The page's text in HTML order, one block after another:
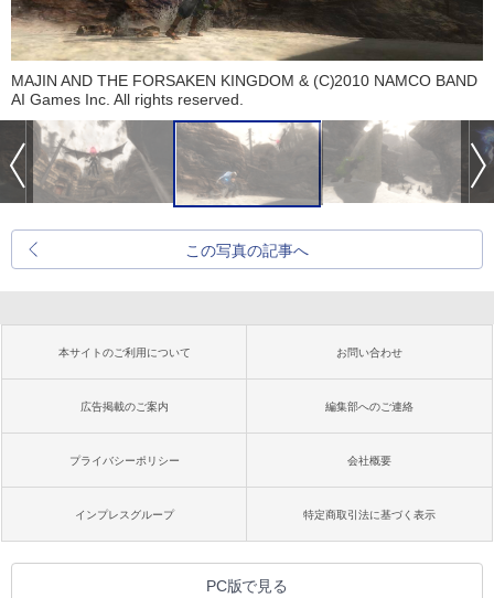
MAJIN AND THE FORSAKEN KINGDOM & (C)2010 NAMCO BAND
AI Games Inc. All rights reserved.
この写真の記事へ
本サイトのご利用について お問い合わせ
広告掲載のご案内 編集部へのご連絡
プライバシーポリシー 会社概要
インプレスグループ 特定商取引法に基づく表示
PC版で見る